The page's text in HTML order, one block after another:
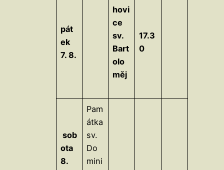
pát
ek
7. 8.
hovi
ce
sv.
Bart
olo
měj
17.3
0
sob
ota
8.
Pam
átka
sv.
Do
mini